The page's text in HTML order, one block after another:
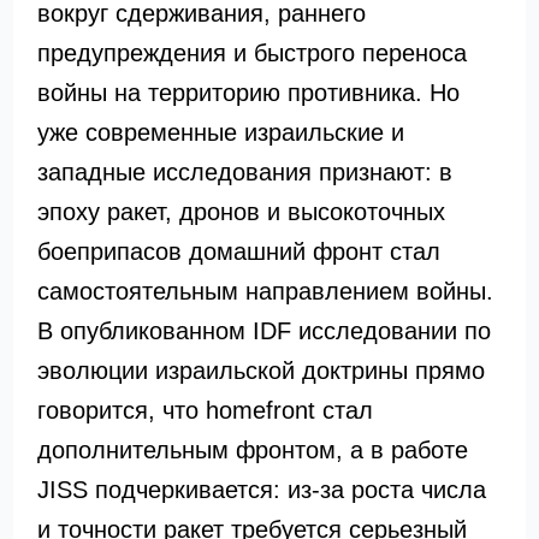
вокруг сдерживания, раннего
предупреждения и быстрого переноса
войны на территорию противника. Но
уже современные израильские и
западные исследования признают: в
эпоху ракет, дронов и высокоточных
боеприпасов домашний фронт стал
самостоятельным направлением войны.
В опубликованном IDF исследовании по
эволюции израильской доктрины прямо
говорится, что homefront стал
дополнительным фронтом, а в работе
JISS подчеркивается: из-за роста числа
и точности ракет требуется серьезный